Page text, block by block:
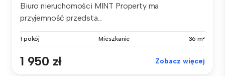
Biuro nieruchomości MINT Property ma
przyjemność przedsta...
1 pokój Mieszkanie 36 m²
1 950 zł Zobacz więcej